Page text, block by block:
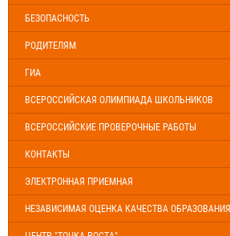
БЕЗОПАСНОСТЬ
РОДИТЕЛЯМ
ГИА
ВСЕРОССИЙСКАЯ ОЛИМПИАДА ШКОЛЬНИКОВ
ВСЕРОССИЙСКИЕ ПРОВЕРОЧНЫЕ РАБОТЫ
КОНТАКТЫ
ЭЛЕКТРОННАЯ ПРИЕМНАЯ
НЕЗАВИСИМАЯ ОЦЕНКА КАЧЕСТВА ОБРАЗОВАНИЯ